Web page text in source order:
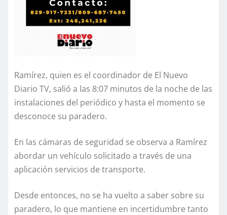
Ramírez, quien es el coordinador de El Nuevo
Diario TV, salió a las 8:07 minutos de la noche de las
instalaciones del periódico y hasta el momento se
desconoce su paradero.
En las cámaras de seguridad se observa a Ramírez
abordar un vehículo solicitado a través de una
aplicación servicios de transporte.
Desde entonces, no se ha vuelto a saber sobre su
paradero, lo que mantiene en incertidumbre tanto